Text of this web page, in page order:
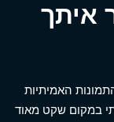
איתך
האמיתיות
במקום שקט מאוד